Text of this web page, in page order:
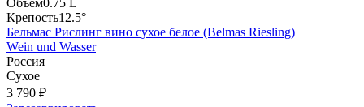
Крепость12.5°
Бельмас Рислинг вино сухое белое (Belmas Riesling)
Wein und Wasser
Россия
Сухое
3 790 ₽